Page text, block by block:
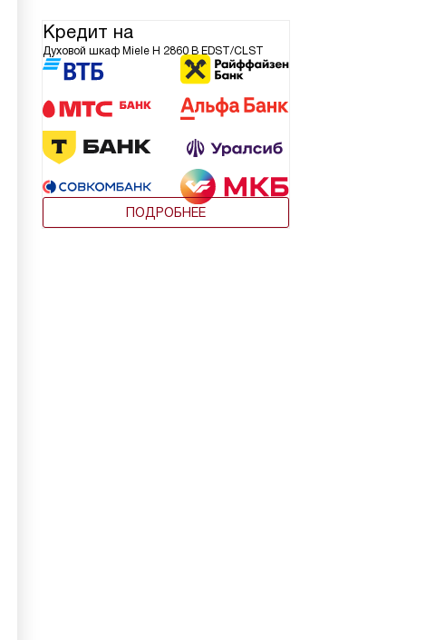
Кредит на
Духовой шкаф Miele H 2860 B EDST/CLST
ПОДРОБНЕЕ